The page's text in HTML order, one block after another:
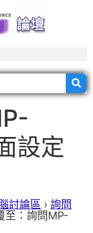
設定
討論區 › 詢問
至：詢問MP-